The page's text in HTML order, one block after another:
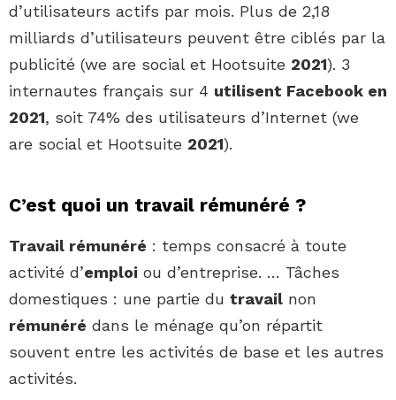
d’utilisateurs actifs par mois. Plus de 2,18
milliards d’utilisateurs peuvent être ciblés par la
publicité (we are social et Hootsuite 2021). 3
internautes français sur 4 utilisent Facebook en
2021, soit 74% des utilisateurs d’Internet (we
are social et Hootsuite 2021).
C’est quoi un travail rémunéré ?
Travail rémunéré : temps consacré à toute
activité d’emploi ou d’entreprise. … Tâches
domestiques : une partie du travail non
rémunéré dans le ménage qu’on répartit
souvent entre les activités de base et les autres
activités.